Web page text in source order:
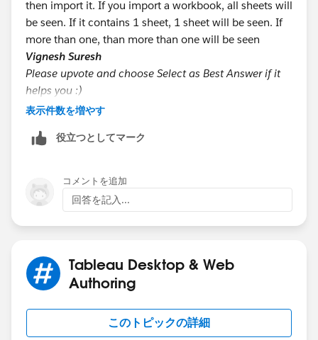
then import it. If you import a workbook, all sheets will
be seen. If it contains 1 sheet, 1 sheet will be seen. If
more than one, than more than one will be seen
Vignesh Suresh
Please upvote and choose Select as Best Answer if it
helps you :)
表示件数を増やす
役立つとしてマーク
コメントを追加
回答を記入...
Tableau Desktop & Web
Authoring
このトピックの詳細